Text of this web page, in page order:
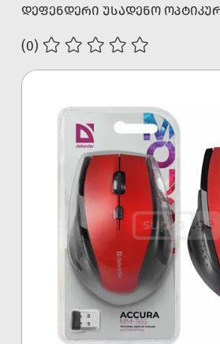
ᲓᲔᲤᲔᲜᲓᲔᲠᲘ ᲣᲡᲐᲓᲔᲜᲝ
(0)